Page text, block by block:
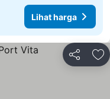
Lihat harga
Kongsi